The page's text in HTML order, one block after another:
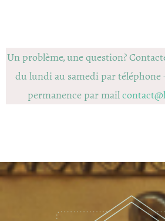
Un problème, une question?
du lundi au samedi par téléphone
permanence par mail